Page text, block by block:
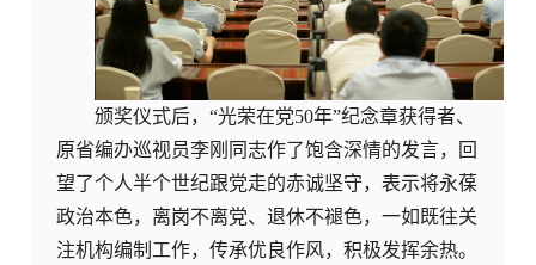
颁奖仪式后，“光荣在党50年”纪念章获得者、
原省编办巡视员李刚同志作了饱含深情的发言，回
望了个人半个世纪跟党走的赤诚坚守，表示将永葆
政治本色，离岗不离党、退休不褪色，一如既往关
注机构编制工作，传承优良作风，积极发挥余热。